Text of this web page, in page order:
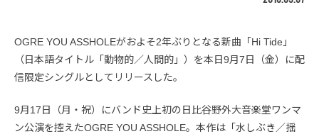
OGRE YOU ASSHOLEがおよそ2年ぶりとなる新曲「Hi Tide」
（日本語タイトル「動物的／人間的」）を本日9月7日（金）に配
信限定シングルとしてリリースした。
9月17日（月・祝）にバンド史上初の日比谷野外大音楽堂ワンマ
ン公演を控えたOGRE YOU ASSHOLE。本作は「水しぶき／揺